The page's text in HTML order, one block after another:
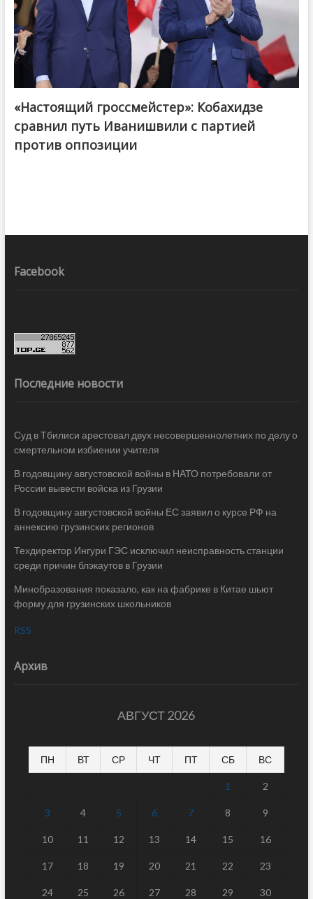
@ქართული ოცნება / Georgian Dream
«Настоящий гроссмейстер»: Кобахидзе
сравнил путь Иванишвили с партией
против оппозиции
Facebook
Последние новости
Суд в Тбилиси арестовал двух несовершеннолетних по делу о
смертельном избиении учителя
В годовщину августовской войны в НАТО потребовали от
России вывести войска из Грузии
В годовщину августовской войны ЕС заявил о курсе РФ на
аннексию грузинских регионов
Техдиректор Ингури ГЭС исключил неисправность станции
среди причин блэкаутов в Грузии
Минобразования показало, как на фабрике в Китае шьют
форму для грузинских школьников
RSS
Архив
АВГУСТ 2026
ПН ВТ СР ЧТ ПТ СБ ВС
1 2
3 4 5 6 7 8 9
10 11 12 13 14 15 16
17 18 19 20 21 22 23
24 25 26 27 28 29 30